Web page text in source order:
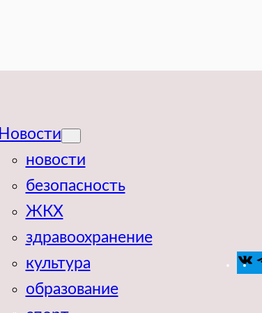
Новости
новости
безопасность
ЖКХ
здравоохранение
культура
образование